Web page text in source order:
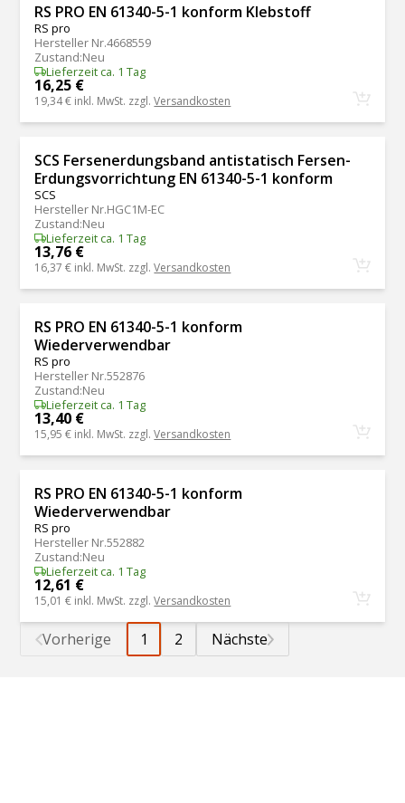
RS PRO EN 61340-5-1 konform Klebstoff
RS pro
Hersteller Nr.4668559
Zustand:Neu
Lieferzeit ca. 1 Tag
16,25 €
19,34 € inkl. MwSt. zzgl.Versandkosten
SCS Fersenerdungsband antistatisch Fersen-
Erdungsvorrichtung EN 61340-5-1 konform
SCS
Hersteller Nr.HGC1M-EC
Zustand:Neu
Lieferzeit ca. 1 Tag
13,76 €
16,37 € inkl. MwSt. zzgl.Versandkosten
RS PRO EN 61340-5-1 konform
Wiederverwendbar
RS pro
Hersteller Nr.552876
Zustand:Neu
Lieferzeit ca. 1 Tag
13,40 €
15,95 € inkl. MwSt. zzgl.Versandkosten
RS PRO EN 61340-5-1 konform
Wiederverwendbar
RS pro
Hersteller Nr.552882
Zustand:Neu
Lieferzeit ca. 1 Tag
12,61 €
15,01 € inkl. MwSt. zzgl.Versandkosten
Vorherige 1 2 Nächste